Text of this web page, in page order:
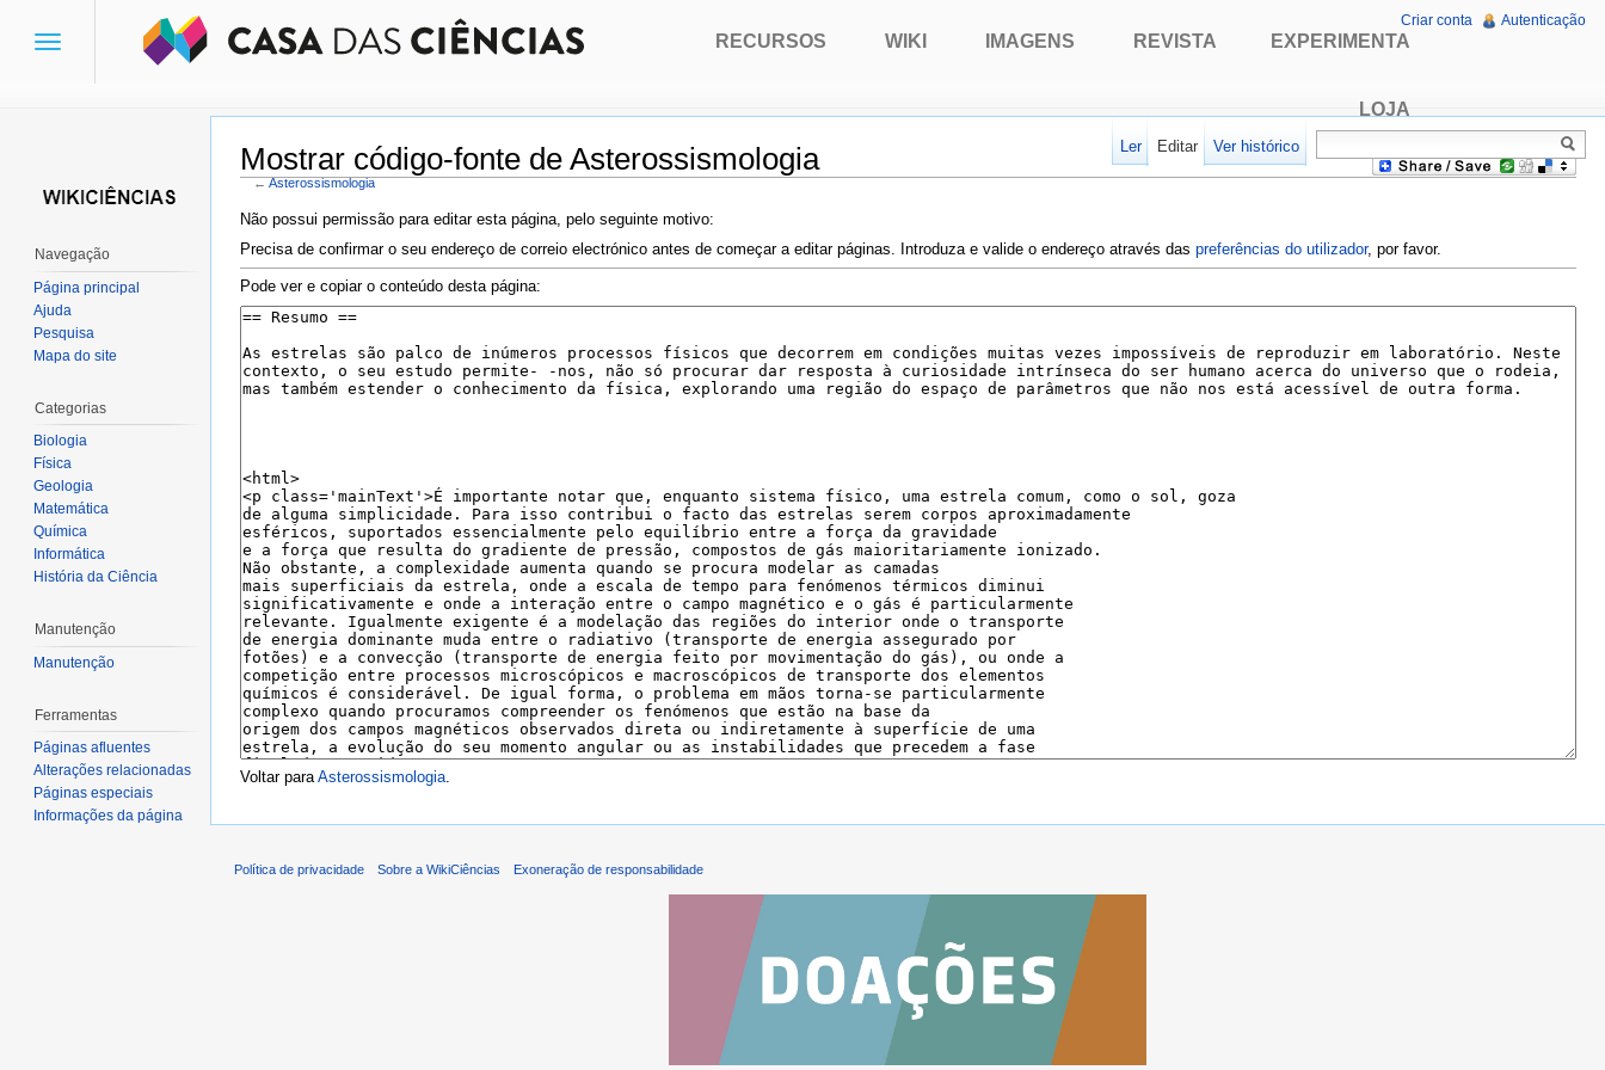
Mostrar código-fonte de Asterossismologia
←Asterossismologia
Não possui permissão para editar esta página, pelo seguinte motivo:
Precisa de confirmar o seu endereço de correio electrónico antes de começar a editar páginas. Introduza e valide o endereço através das preferências do utilizador, por favor.
Pode ver e copiar o conteúdo desta página:
Voltar para Asterossismologia
Toggle
RECURSOS WIKI IMAGENS REVISTA EXPERIMENTA
LOJA
Criar conta Autenticação
Ler Editar Ver histórico
Navegação
Página principal
Ajuda
Pesquisa
Mapa do site
Categorias
Biologia
Física
Geologia
Matemática
Química
Informática
História da Ciência
Manutenção
Manutenção
Ferramentas
Páginas afluentes
Alterações relacionadas
Páginas especiais
Informações da página
Política de privacidade Sobre a WikiCiências Exoneração de responsabilidade